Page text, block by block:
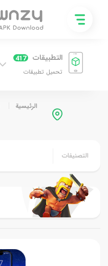
التطبيقات 417
تحميل تطبيقات
الرئيسية
التصنيفات